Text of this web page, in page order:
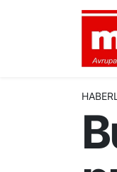
AVRUPA
ALMANYA
Nöbetçi
Hava Durumu
Namaz